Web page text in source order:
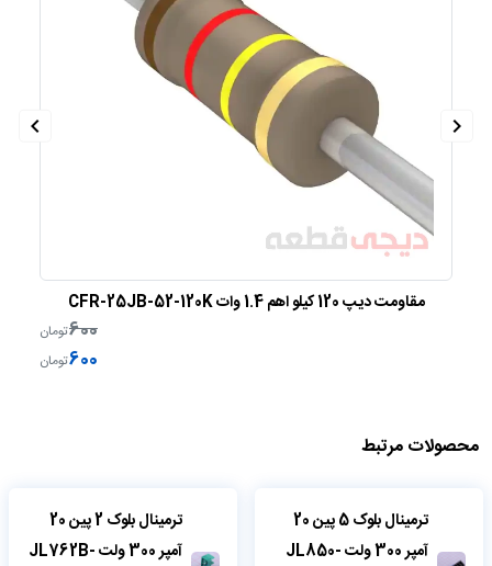
مقاومت دیپ 120 کیلو اهم 1.4 وات CFR-25JB-52-120K
600تومان
600تومان
محصولات مرتبط
ترمینال بلوک 5 پین 20
آمپر 300 ولت JL850-
ترمینال بلوک 2 پین 20
آمپر 300 ولت JL762B-